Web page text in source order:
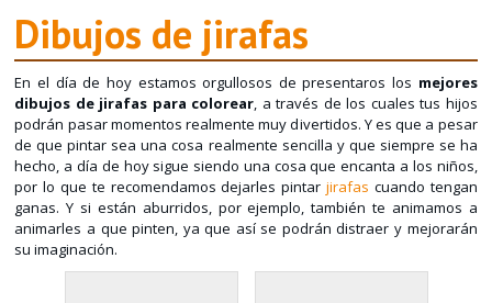
Dibujos de jirafas
En el día de hoy estamos orgullosos de presentaros los mejores
dibujos de jirafas para colorear, a través de los cuales tus hijos
podrán pasar momentos realmente muy divertidos. Y es que a pesar
de que pintar sea una cosa realmente sencilla y que siempre se ha
hecho, a día de hoy sigue siendo una cosa que encanta a los niños,
por lo que te recomendamos dejarles pintar jirafas cuando tengan
ganas. Y si están aburridos, por ejemplo, también te animamos a
animarles a que pinten, ya que así se podrán distraer y mejorarán
su imaginación.